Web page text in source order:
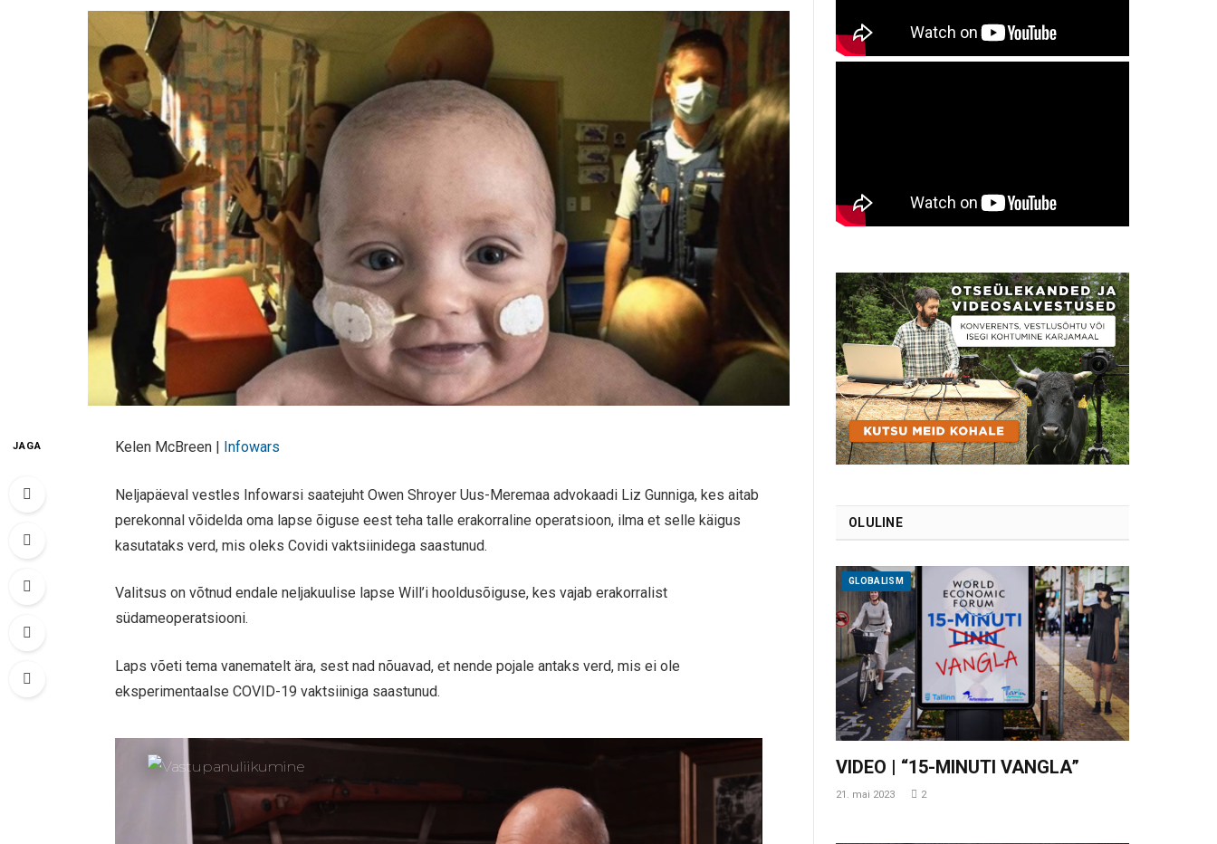
JAGA Kelen McBreen | Infowars
Neljapäeval vestles Infowarsi saatejuht Owen Shroyer Uus-Meremaa advokaadi Liz Gunniga, kes aitab
perekonnal võidelda oma lapse õiguse eest teha talle erakorraline operatsioon, ilma et selle käigus
kasutataks verd, mis oleks Covidi vaktsiinidega saastunud.
Valitsus on võtnud endale neljakuulise lapse Will’i hooldusõiguse, kes vajab erakorralist
südameoperatsiooni.
Laps võeti tema vanematelt ära, sest nad nõuavad, et nende pojale antaks verd, mis ei ole
eksperimentaalse COVID-19 vaktsiiniga saastunud.
OLULINE
GLOBALISM
VIDEO | “15-MINUTI VANGLA”
21. mai 2023 2